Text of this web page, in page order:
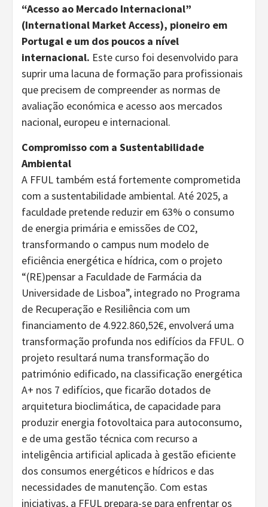
“Acesso ao Mercado Internacional”
(International Market Access), pioneiro em
Portugal e um dos poucos a nível
internacional. Este curso foi desenvolvido para
suprir uma lacuna de formação para profissionais
que precisem de compreender as normas de
avaliação económica e acesso aos mercados
nacional, europeu e internacional.
Compromisso com a Sustentabilidade
Ambiental
A FFUL também está fortemente comprometida
com a sustentabilidade ambiental. Até 2025, a
faculdade pretende reduzir em 63% o consumo
de energia primária e emissões de CO2,
transformando o campus num modelo de
eficiência energética e hídrica, com o projeto
“(RE)pensar a Faculdade de Farmácia da
Universidade de Lisboa”, integrado no Programa
de Recuperação e Resiliência com um
financiamento de 4.922.860,52€, envolverá uma
transformação profunda nos edifícios da FFUL. O
projeto resultará numa transformação do
património edificado, na classificação energética
A+ nos 7 edifícios, que ficarão dotados de
arquitetura bioclimática, de capacidade para
produzir energia fotovoltaica para autoconsumo,
e de uma gestão técnica com recurso a
inteligência artificial aplicada à gestão eficiente
dos consumos energéticos e hídricos e das
necessidades de manutenção. Com estas
iniciativas, a FFUL prepara-se para enfrentar os